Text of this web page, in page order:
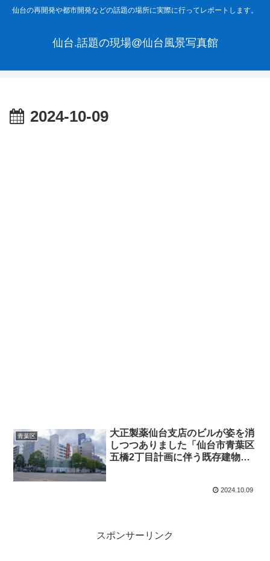
仙台の再開発や都市開発などの話題の場所に実際に行ってレポートします。
仙台.話題の現場@仙台風景写真館
2024-10-09
青葉区
大正製薬仙台支店のビルが姿を消
しつつありました「仙台市青葉区
五橋2丁目計画に伴う既存建物解
2024.10.09
スポンサーリンク